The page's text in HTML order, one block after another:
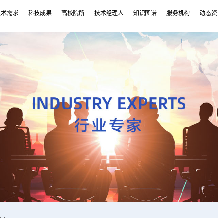
术需求 科技成果 高校院所 技术经理人 知识图谱 服务机构 动态